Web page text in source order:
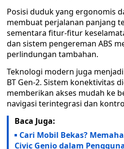
Posisi duduk yang ergonomis
membuat perjalanan panjang
sementara fitur-fitur
dan sistem pengereman ABS
perlindungan tambahan.
Teknologi modern juga
BT Gen-2. Sistem konektivitas
memberikan akses mudah ke
navigasi terintegrasi dan
Baca Juga:
Cari Mobil Bekas?
Civic Genio dalam